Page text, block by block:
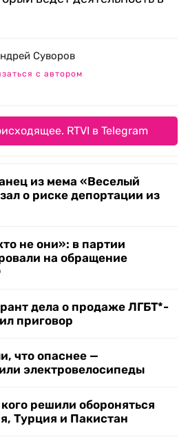
Суворов
с автором
RTVI в Telegram
из мема «Веселый
о риске депортации из
не они»: в партии
на обращение
дела о продаже ЛГБТ*-
приговор
что опаснее —
электровелосипеды
решили обороняться
Турция и Пакистан